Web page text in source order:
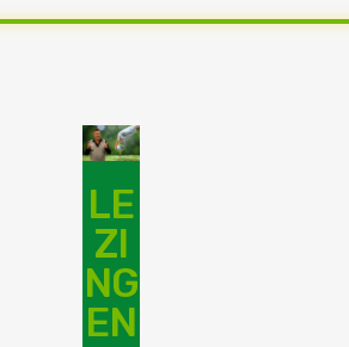
LE
ZI
NG
EN